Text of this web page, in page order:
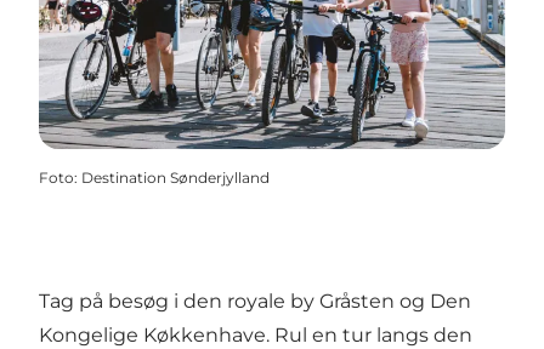
Foto: Destination Sønderjylland
Tag på besøg i den royale by Gråsten og Den
Kongelige Køkkenhave. Rul en tur langs den